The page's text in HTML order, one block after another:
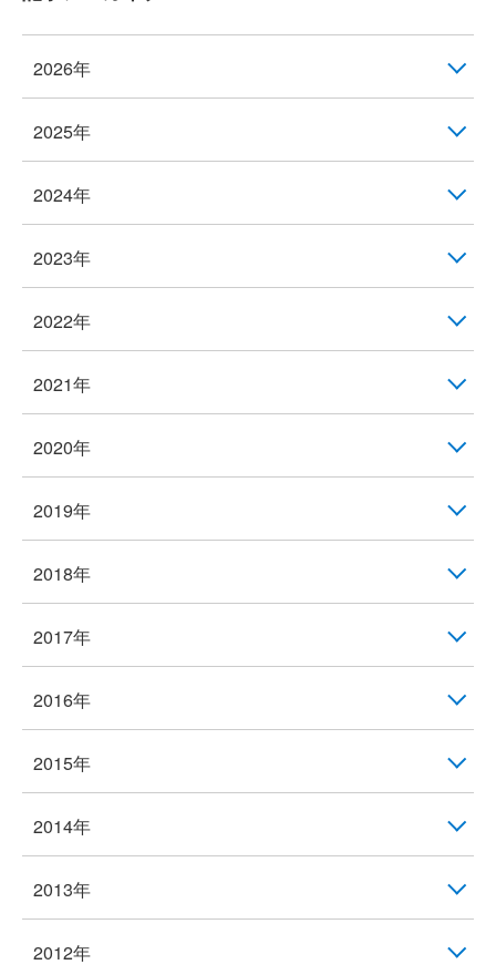
2026年
2025年
2024年
2023年
2022年
2021年
2020年
2019年
2018年
2017年
2016年
2015年
2014年
2013年
2012年